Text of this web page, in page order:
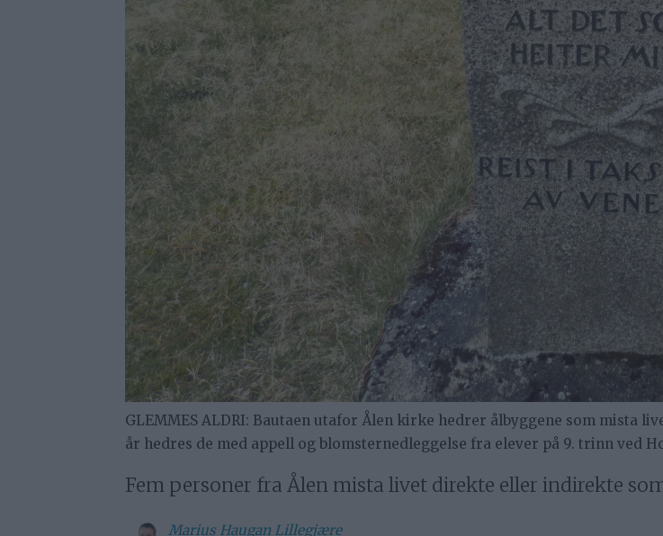
GLEMMES ALDRI: Bautaen utafor Ålen kirke hedrer ålbyggene som mista
år hedres de med appell og blomsternedleggelse fra elever på 9. trinn ved
Fem personer fra Ålen mista livet direkte eller indirekte
Marius Haugan Lillegjære